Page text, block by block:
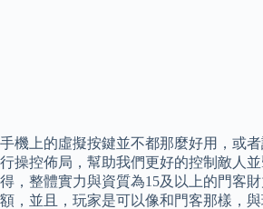
手機上的虛擬按鍵並不都那麼好用，或
行操控佈局，幫助我們更好的控制敵人
得，整體實力與資質為15及以上的門客
額，並且，玩家是可以像和門客那樣，